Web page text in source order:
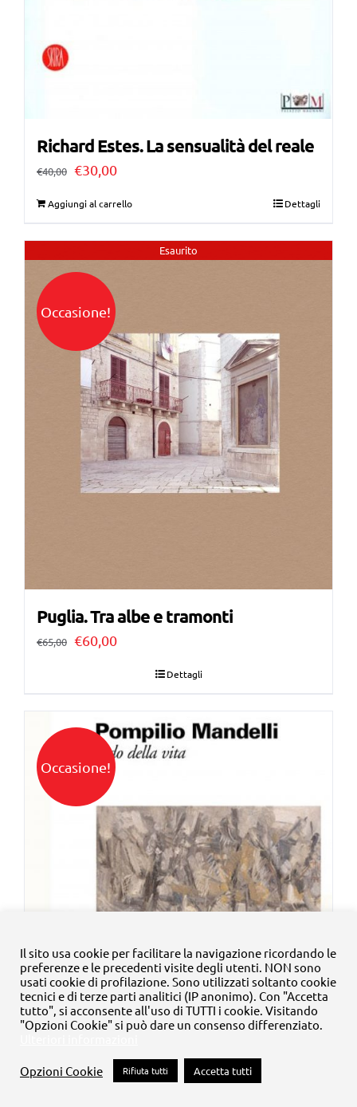
Richard Estes. La sensualità del reale
€40,00 Il
era:
€40,00.
€30,00Il
è:
Aggiungi al carrello Dettagli
Esaurito
Occasione!
Puglia. Tra albe e tramonti
€65,00 Il
€65,00.
€60,00Il
prezzo
€60,00.
Dettagli
Occasione!
Il sito usa cookie per facilitare la navigazione ricordando le
preferenze e le precedenti visite degli utenti. NON sono
usati cookie di profilazione. Sono utilizzati soltanto cookie
tecnici e di terze parti analitici (IP anonimo). Con "Accetta
tutto", si acconsente all'uso di TUTTI i cookie. Visitando
"Opzioni Cookie" si può dare un consenso differenziato.
Opzioni Cookie Rifiuta tutti Accetta tutti